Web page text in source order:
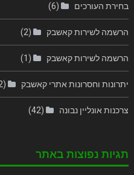
בחירת העורכים (6)
הרשמה לשירות קאשבק (2)
הרשמה לשירות קאשבק (1)
יתרונות וחסרונות אתרי קאשבק (2)
צרכנות אונליין נבונה (42)
תגיות נפוצות באתר